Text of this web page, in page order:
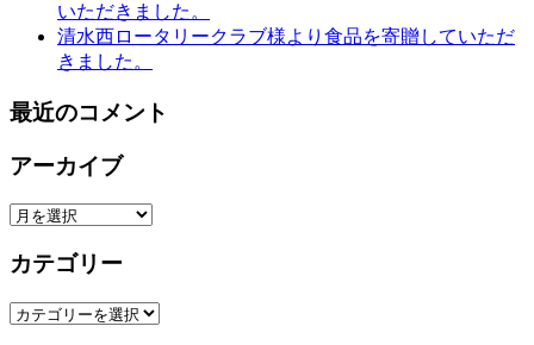
いただきました。
清水西ロータリークラブ様より食品を寄贈していただ
きました。
最近のコメント
アーカイブ
ア
カ
ブ
カテゴリー
カ